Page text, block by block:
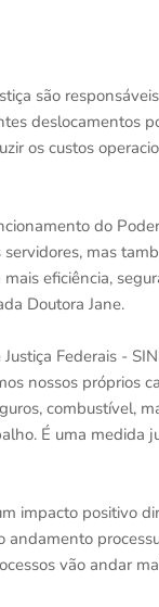
são
deslocamentos
os custos
do
mas
eficiência,
Doutora Jane.
Federais -
nossos próprios
combustível,
É uma medida
impacto positivo
vão andar